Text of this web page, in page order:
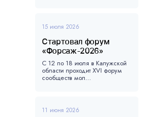
15 июля 2026
Стартовал форум
«Форсаж-2026»
С 12 по 18 июля в Калужской
области проходит XVI форум
сообществ мол...
11 июня 2026